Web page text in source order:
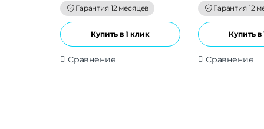
Гарантия 12 месяцев
Купить в 1 клик
Сравнение
Гарантия 12
Купить в
Сравнение